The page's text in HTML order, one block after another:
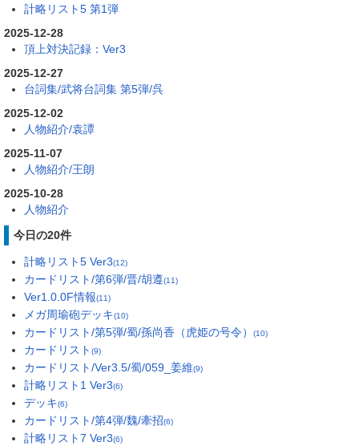
計略リスト5 第1弾
2025-12-28
頂上対決記録：Ver3
2025-12-27
台詞集/武将台詞集 第5弾/呉
2025-12-02
人物紹介/袁譚
2025-11-07
人物紹介/王朗
2025-10-28
人物紹介
今日の20件
計略リスト5 Ver3(12)
カードリスト/第6弾/晋/胡遵(11)
Ver1.0.0F情報(11)
メガ周瑜砲デッキ(10)
カードリスト/第5弾/蜀/孫尚香（虎姫の号令） (10)
カードリスト (9)
カードリスト/Ver3.5/蜀/059_姜維(9)
計略リスト1 Ver3(6)
デッキ(6)
カードリスト/第4弾/魏/牽招(6)
計略リスト7 Ver3(6)